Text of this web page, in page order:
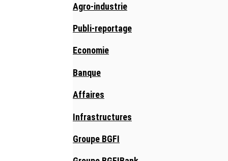
Agro-industrie
Publi-reportage
Economie
Banque
Affaires
Infrastructures
Groupe BGFI